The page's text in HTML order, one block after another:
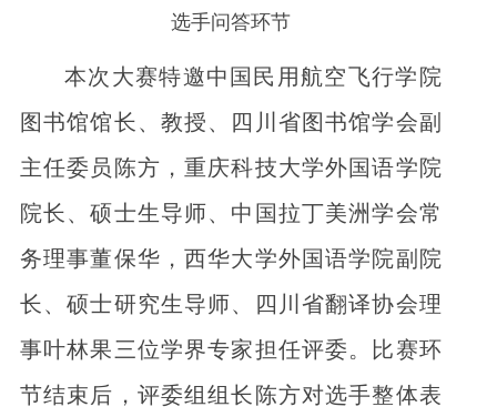
选手问答环节
本次大赛特邀中国民用航空飞行学院
图书馆馆长、教授、四川省图书馆学会副
主任委员陈方，重庆科技大学外国语学院
院长、硕士生导师、中国拉丁美洲学会常
务理事董保华，西华大学外国语学院副院
长、硕士研究生导师、四川省翻译协会理
事叶林果三位学界专家担任评委。比赛环
节结束后，评委组组长陈方对选手整体表